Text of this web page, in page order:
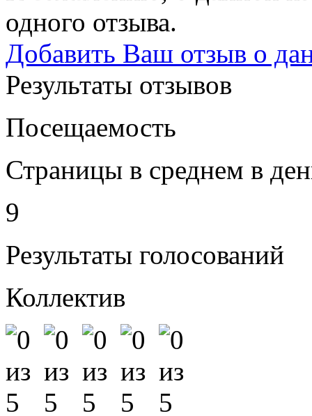
одного отзыва.
Добавить Ваш отзыв о
Результаты отзывов
Посещаемость
Страницы в среднем в
9
Результаты голосований
Коллектив